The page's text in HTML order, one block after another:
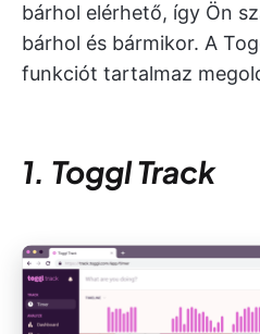
bárhol elérhető, így Ön
bárhol és bármikor. A
funkciót tartalmaz
1. Toggl Track